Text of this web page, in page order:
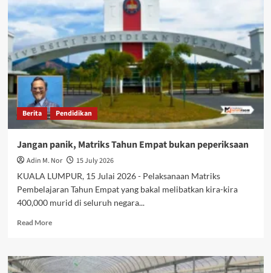
Berita Pendidikan
Jangan panik, Matriks Tahun Empat bukan peperiksaan
Adin M. Nor
15 July 2026
KUALA LUMPUR, 15 Julai 2026 - Pelaksanaan Matriks
Pembelajaran Tahun Empat yang bakal melibatkan kira-kira
400,000 murid di seluruh negara...
Read More